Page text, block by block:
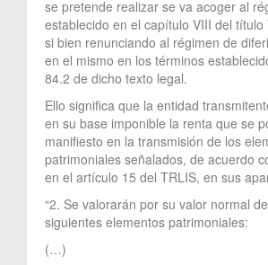
se pretende realizar se va acoger al
establecido en el capítulo VIII del título
si bien renunciando al régimen de
en el mismo en los términos
84.2 de dicho texto legal.
Ello significa que la entidad
en su base imponible la renta que se
manifiesto en la transmisión de los
patrimoniales señalados, de acuerdo
en el artículo 15 del TRLIS, en sus
“2. Se valorarán por su valor normal
siguientes elementos patrimoniales:
(…)